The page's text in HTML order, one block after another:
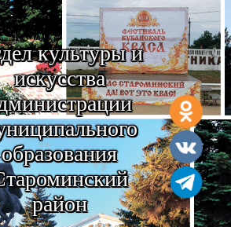
культуры и
искусства
образования
район